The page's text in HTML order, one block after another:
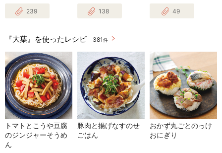
239 138 49
『大葉』を使ったレシピ 381 件
トマトとこうや豆腐
のジンジャーそうめ
ん
豚肉と揚げなすのせ
ごはん
おかず丸ごとのっけ
おにぎり